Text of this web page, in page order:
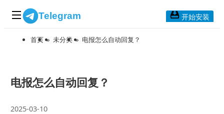
Telegram
应用下载
开始安装
首页 » 未分类 » 电报怎么自动回复？
电报怎么自动回复？
2025-03-10